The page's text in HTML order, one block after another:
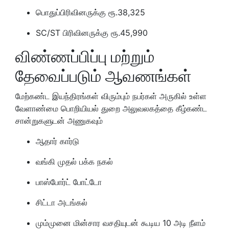
பொதுப்பிரிவினருக்கு ரூ.38,325
SC/ST பிரிவினருக்கு ரூ.45,990
விண்ணப்பிப்பு மற்றும்
தேவைப்படும் ஆவணங்கள்
மேற்கண்ட இயந்திரங்கள் விரும்பும் நபர்கள் அருகில் உள்ள
வேளாண்மை பொறியியல் துறை அலுவலகத்தை கீழ்கண்ட
சான்றுகளுடன் அணுகவும்
ஆதார் கார்டு
வங்கி முதல் பக்க நகல்
பாஸ்போர்ட் போட்டோ
சிட்டா அடங்கல்
மும்முனை மின்சார வசதியுடன் கூடிய 10 அடி நீளம்